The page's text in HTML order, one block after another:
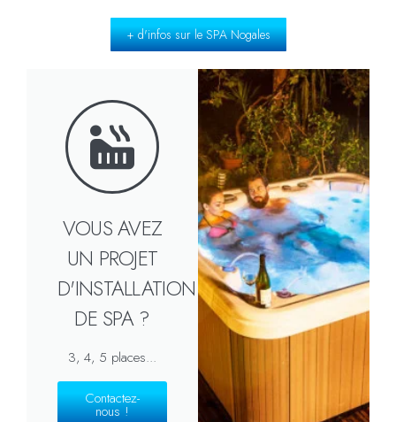
+ d'infos sur le SPA Nogales
VOUS AVEZ
UN PROJET
D'INSTALLATION
DE SPA ?
3, 4, 5 places...
Contactez-
nous !